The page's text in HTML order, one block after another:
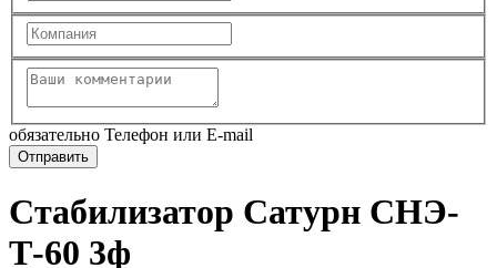
обязательно Телефон или E-mail
Стабилизатор Сатурн СНЭ-
Т-60 3ф